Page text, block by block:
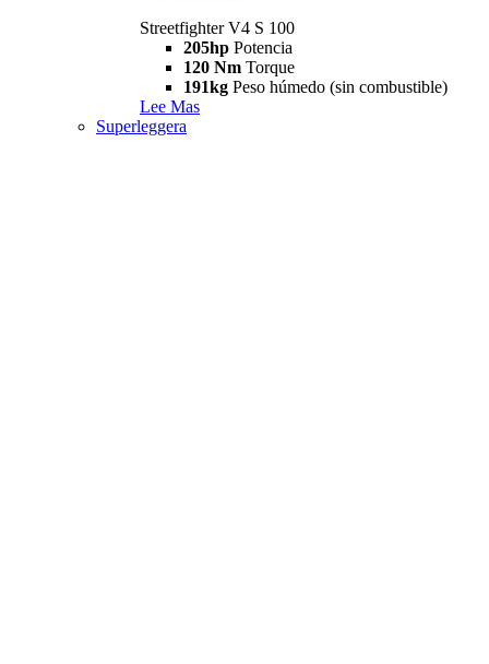
Streetfighter V4 S 100
205hp Potencia
120 Nm Torque
191kg Peso húmedo (sin combustible)
Lee Mas
Superleggera